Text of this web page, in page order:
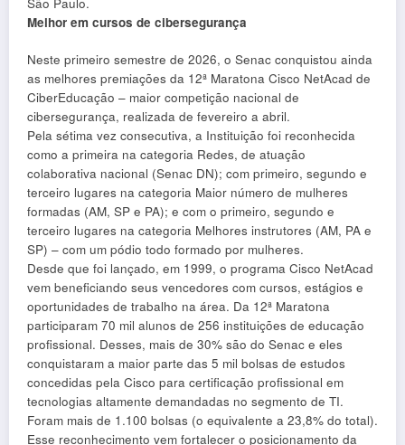
São Paulo.
Melhor em cursos de cibersegurança
Neste primeiro semestre de 2026, o Senac conquistou ainda
as melhores premiações da 12ª Maratona Cisco NetAcad de
CiberEducação – maior competição nacional de
cibersegurança, realizada de fevereiro a abril.
Pela sétima vez consecutiva, a Instituição foi reconhecida
como a primeira na categoria Redes, de atuação
colaborativa nacional (Senac DN); com primeiro, segundo e
terceiro lugares na categoria Maior número de mulheres
formadas (AM, SP e PA); e com o primeiro, segundo e
terceiro lugares na categoria Melhores instrutores (AM, PA e
SP) – com um pódio todo formado por mulheres.
Desde que foi lançado, em 1999, o programa Cisco NetAcad
vem beneficiando seus vencedores com cursos, estágios e
oportunidades de trabalho na área. Da 12ª Maratona
participaram 70 mil alunos de 256 instituições de educação
profissional. Desses, mais de 30% são do Senac e eles
conquistaram a maior parte das 5 mil bolsas de estudos
concedidas pela Cisco para certificação profissional em
tecnologias altamente demandadas no segmento de TI.
Foram mais de 1.100 bolsas (o equivalente a 23,8% do total).
Esse reconhecimento vem fortalecer o posicionamento da